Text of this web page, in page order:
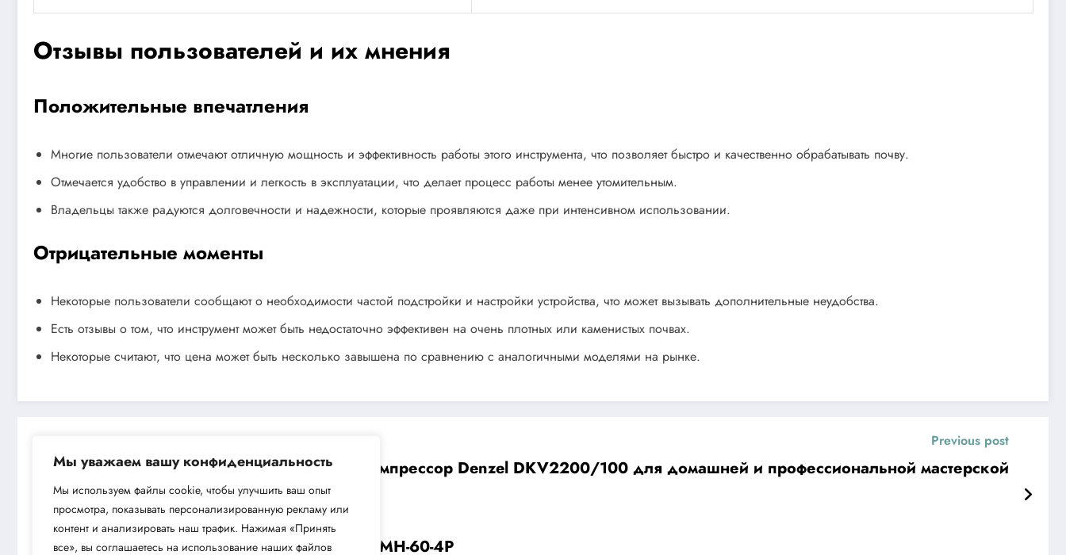
Мы уважаем вашу конфиденциальность
Мы используем файлы cookie, чтобы улучшить ваш опыт
просмотра, показывать персонализированную рекламу или
контент и анализировать наш трафик. Нажимая «Принять
все», вы соглашаетесь на использование наших файлов
Отзывы пользователей и их мнения
Положительные впечатления
Многие пользователи отмечают отличную мощность и эффективность работы этого инструмента, что позволяет быстро и качественно обрабатывать почву.
Отмечается удобство в управлении и легкость в эксплуатации, что делает процесс работы менее утомительным.
Владельцы также радуются долговечности и надежности, которые проявляются даже при интенсивном использовании.
Отрицательные моменты
Некоторые пользователи сообщают о необходимости частой подстройки и настройки устройства, что может вызывать дополнительные неудобства.
Есть отзывы о том, что инструмент может быть недостаточно эффективен на очень плотных или каменистых почвах.
Некоторые считают, что цена может быть несколько завышена по сравнению с аналогичными моделями на рынке.
Previous post
Воздушный компрессор Denzel DKV2200/100 для домашней и профессиональной мастерской
Next post
Обзор насосной станции Aquario AUTO AMH-60-4P